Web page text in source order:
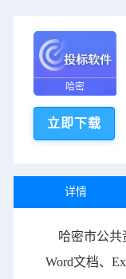
哈密
立即下载
详情
哈密市公
Word文档、